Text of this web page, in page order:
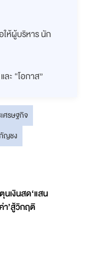
ห้ผู้บริหาร นัก
ะ “โอกาส”
ศรษฐกิจ
ญชง
เงินสด‘แสน
’สู้วิกฤติ